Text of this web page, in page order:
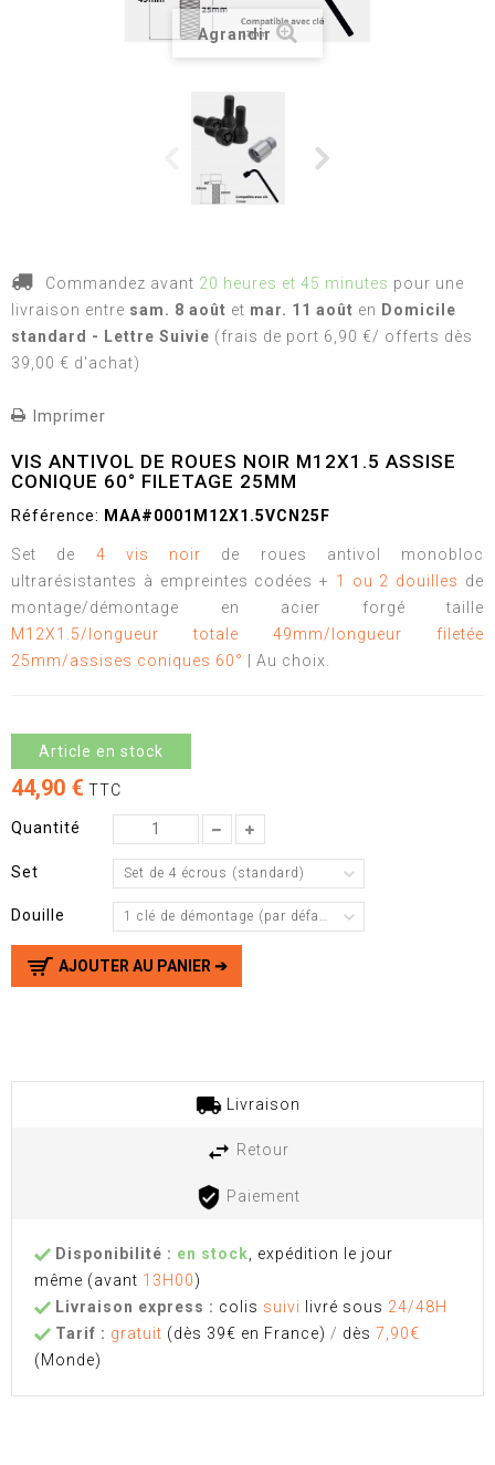
Agrandir
Commandez avant 20 heures et 45 minutes pour une
livraison entre sam. 8 août et mar. 11 août en Domicile
standard - Lettre Suivie (frais de port 6,90 €/ offerts dès
39,00 € d'achat)
Imprimer
VIS ANTIVOL DE ROUES NOIR M12X1.5 ASSISE
CONIQUE 60° FILETAGE 25MM
Référence: MAA#0001M12X1.5VCN25F
Set de 4 vis noir de roues antivol monobloc
ultrarésistantes à empreintes codées + 1 ou 2 douilles de
montage/démontage en acier forgé taille
M12X1.5/longueur totale 49mm/longueur filetée
25mm/assises coniques 60°
| Au choix.
Article en stock
44,90 € TTC
Quantité
Set Set de 4 écrous (standard)
Douille 1 clé de démontage (par défaut)
AJOUTER AU PANIER ➔
Livraison
Retour
Paiement
Disponibilité : en stock , expédition le jour
même (avant 13H00)
Livraison express : colis suivi livré sous 24/48H
Tarif : gratuit (dès 39€ en France) / dès 7,90€
(Monde)